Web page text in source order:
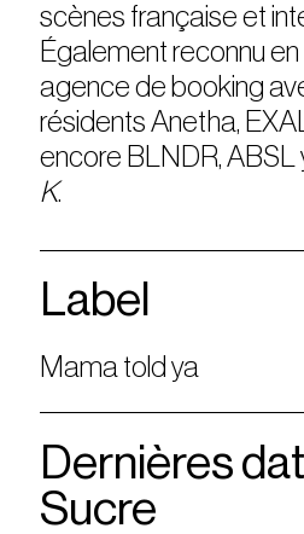
scènes française et
Également reconnu
agence de booking
résidents Anetha,
encore BLNDR, ABSL
K.
Label
Mama told ya
Dernières
Sucre